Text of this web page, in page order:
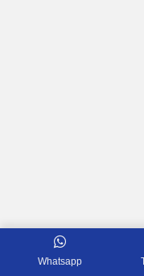
Whatsapp